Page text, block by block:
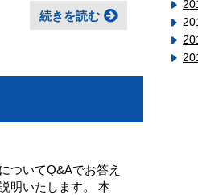
続きを読む
ついてQ&Aでお答え
明いたします。 本